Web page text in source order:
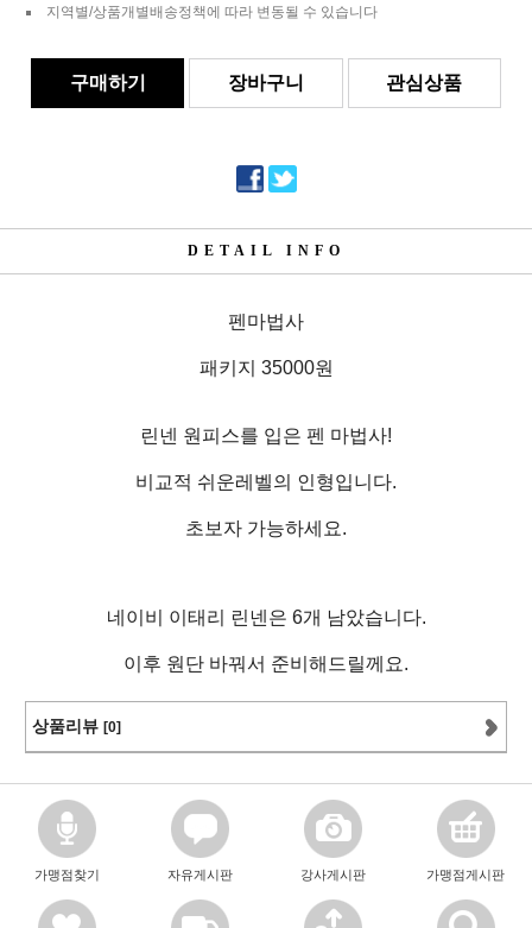
지역별/상품개별배송정책에 따라 변동될 수 있습니다
구매하기 장바구니 관심상품
DETAIL INFO
펜마법사
패키지 35000원
린넨 원피스를 입은 펜 마법사!
비교적 쉬운레벨의 인형입니다.
초보자 가능하세요.
네이비 이태리 린넨은 6개 남았습니다.
이후 원단 바꿔서 준비해드릴께요.
상품리뷰 [0]
가맹점찾기 자유게시판 강사게시판 가맹점게시판